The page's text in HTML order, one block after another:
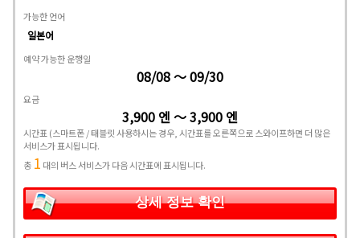
가능한 언어
일본어
예약 가능한 운행일
08/08 ～ 09/30
요금
3,900 엔 ～ 3,900 엔
시간표 (스마트폰 / 태블릿 사용하시는 경우, 시간표를 오른쪽으로 스와이프하면 더 많은
서비스가 표시됩니다.
총 1 대의 버스 서비스가 다음 시간표에 표시됩니다.
상세 정보 확인